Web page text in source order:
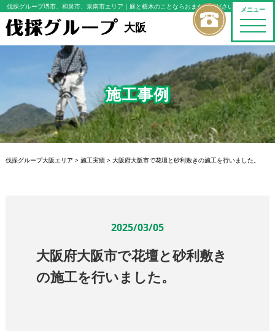
メニュー
toggle
伐採グループ堺市、和泉市、泉南市エリア ｜庭と植木のことならおまかせください
大阪
施工事例
伐採グループ大阪エリア > 施工実績> 大阪府大阪市で花壇と砂利敷きの施工を行いました。
2025/03/05
大阪府大阪市で花壇と砂利敷き
の施工を行いました。